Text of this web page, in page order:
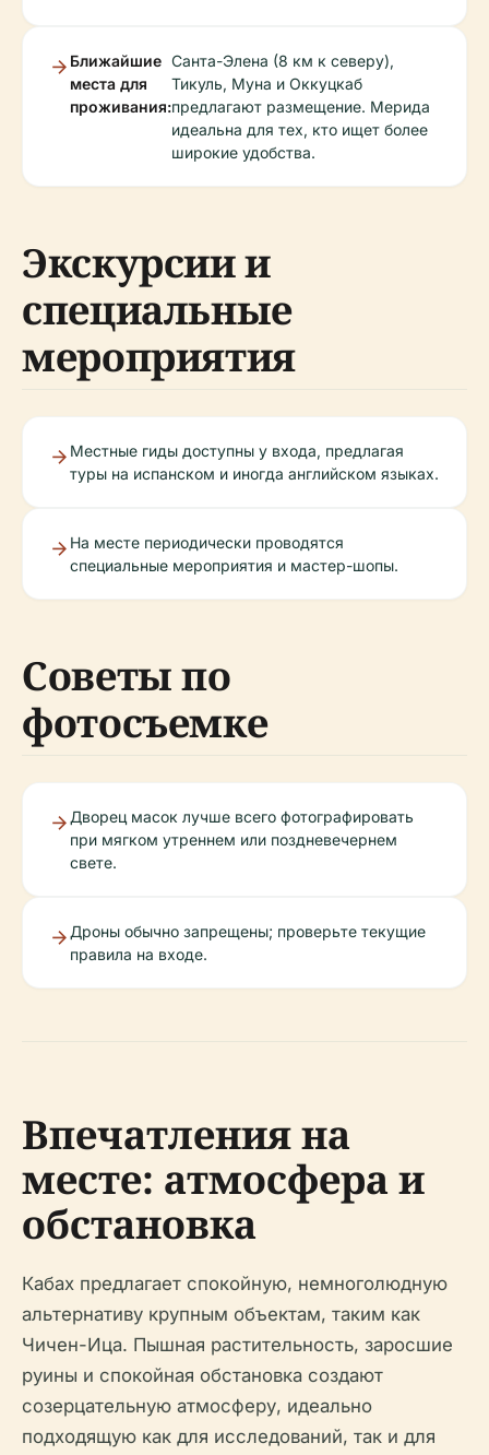
Ближайшие
места для
проживания:
Санта-Элена (8 км к северу),
Тикуль, Муна и Оккуцкаб
предлагают размещение. Мерида
идеальна для тех, кто ищет более
широкие удобства.
Экскурсии и
специальные
мероприятия
Местные гиды доступны у входа, предлагая
туры на испанском и иногда английском языках.
На месте периодически проводятся
специальные мероприятия и мастер-шопы.
Советы по
фотосъемке
Дворец масок лучше всего фотографировать
при мягком утреннем или поздневечернем
свете.
Дроны обычно запрещены; проверьте текущие
правила на входе.
Впечатления на
месте: атмосфера и
обстановка
Кабах предлагает спокойную, немноголюдную
альтернативу крупным объектам, таким как
Чичен-Ица. Пышная растительность, заросшие
руины и спокойная обстановка создают
созерцательную атмосферу, идеально
подходящую как для исследований, так и для